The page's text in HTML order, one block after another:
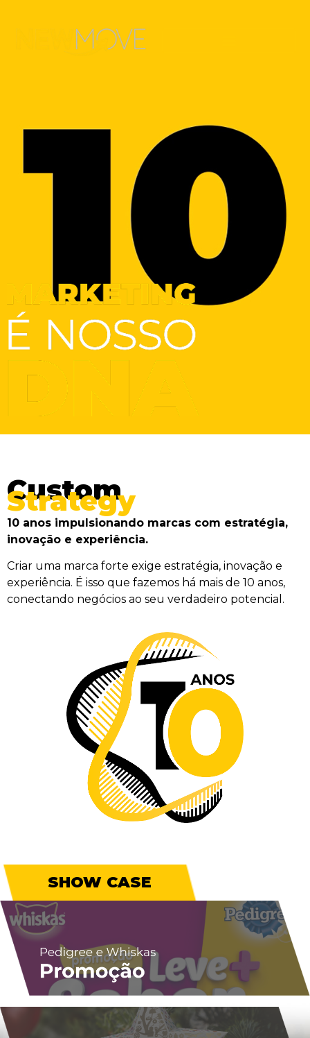
Custom
Strategy
10 anos impulsionando marcas com estratégia,
inovação e experiência.
Criar uma marca forte exige estratégia, inovação e
experiência. É isso que fazemos há mais de 10 anos,
conectando negócios ao seu verdadeiro potencial.
SHOW CASE